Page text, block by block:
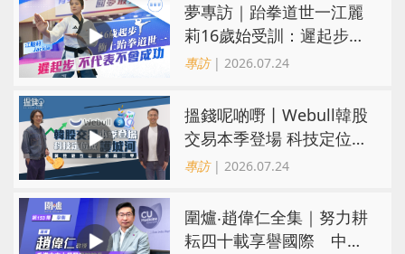
夢專訪｜跆拳道世一江麗
莉16歲始受訓：遲起步不
代表不會成功
專訪| 2026.07.24
搵錢呢啲嘢丨Webull韓股
交易本季登場 科技定位成
護城河 冀登港互聯網券商
專訪| 2026.07.24
圍爐‧趙偉仁全集｜努力耕
耘四十載享譽國際 中大